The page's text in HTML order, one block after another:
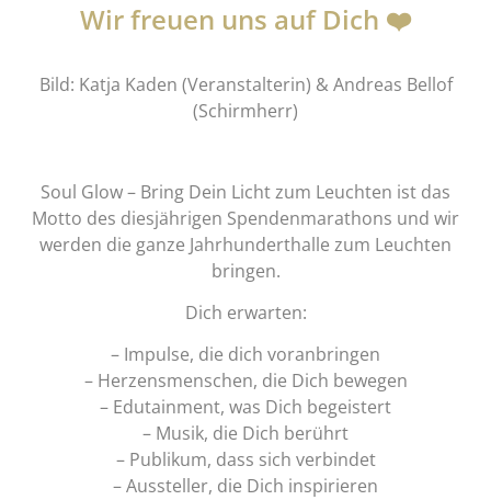
Wir freuen uns auf Dich ❤️
Bild: Katja Kaden (Veranstalterin) & Andreas Bellof
(Schirmherr)
Soul Glow – Bring Dein Licht zum Leuchten ist das
Motto des diesjährigen Spendenmarathons und wir
werden die ganze Jahrhunderthalle zum Leuchten
bringen.
Dich erwarten:
– Impulse, die dich voranbringen
– Herzensmenschen, die Dich bewegen
– Edutainment, was Dich begeistert
– Musik, die Dich berührt
– Publikum, dass sich verbindet
– Aussteller, die Dich inspirieren